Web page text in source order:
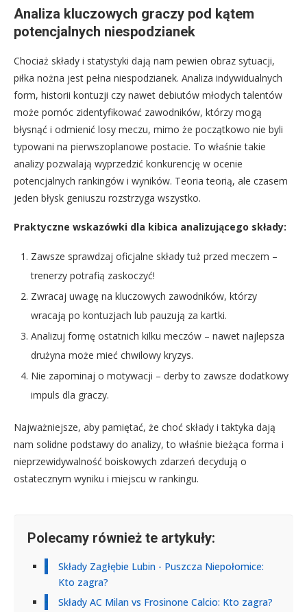
Analiza kluczowych graczy pod kątem
potencjalnych niespodzianek
Chociaż składy i statystyki dają nam pewien obraz sytuacji,
piłka nożna jest pełna niespodzianek. Analiza indywidualnych
form, historii kontuzji czy nawet debiutów młodych talentów
może pomóc zidentyfikować zawodników, którzy mogą
błysnąć i odmienić losy meczu, mimo że początkowo nie byli
typowani na pierwszoplanowe postacie. To właśnie takie
analizy pozwalają wyprzedzić konkurencję w ocenie
potencjalnych rankingów i wyników. Teoria teorią, ale czasem
jeden błysk geniuszu rozstrzyga wszystko.
Praktyczne wskazówki dla kibica analizującego składy:
Zawsze sprawdzaj oficjalne składy tuż przed meczem –
trenerzy potrafią zaskoczyć!
Zwracaj uwagę na kluczowych zawodników, którzy
wracają po kontuzjach lub pauzują za kartki.
Analizuj formę ostatnich kilku meczów – nawet najlepsza
drużyna może mieć chwilowy kryzys.
Nie zapominaj o motywacji – derby to zawsze dodatkowy
impuls dla graczy.
Najważniejsze, aby pamiętać, że choć składy i taktyka dają
nam solidne podstawy do analizy, to właśnie bieżąca forma i
nieprzewidywalność boiskowych zdarzeń decydują o
ostatecznym wyniku i miejscu w rankingu.
Polecamy również te artykuły:
Składy Zagłębie Lubin - Puszcza Niepołomice:
Kto zagra?
Składy AC Milan vs Frosinone Calcio: Kto zagra?